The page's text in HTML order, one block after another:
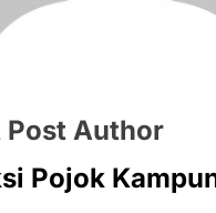
Post Author
Pojok